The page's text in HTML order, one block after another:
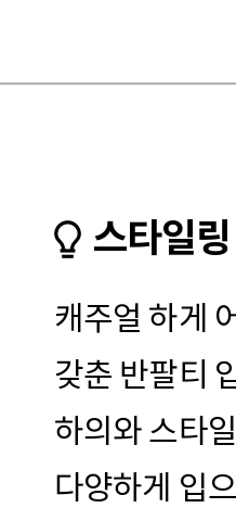
스타일
캐주얼 하게
갖춘 반팔티
하의와 스타
다양하게 입